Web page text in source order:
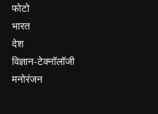
फोटो
भारत
देश
विज्ञान-टेक्नॉलॉजी
मनोरंजन